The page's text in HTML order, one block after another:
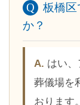
板橋区
か？
はい
葬儀場を
おります。